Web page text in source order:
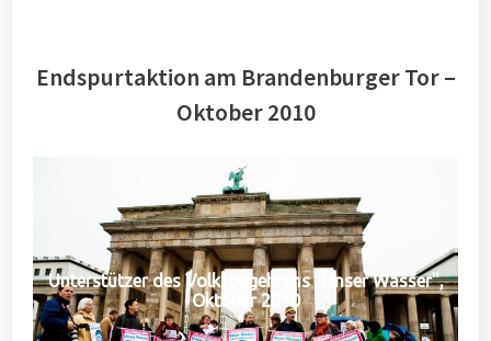
Endspurtaktion am Brandenburger Tor –
Oktober 2010
Unterstützer des Volksbegehrens "Unser Wasser",
Oktober 2010